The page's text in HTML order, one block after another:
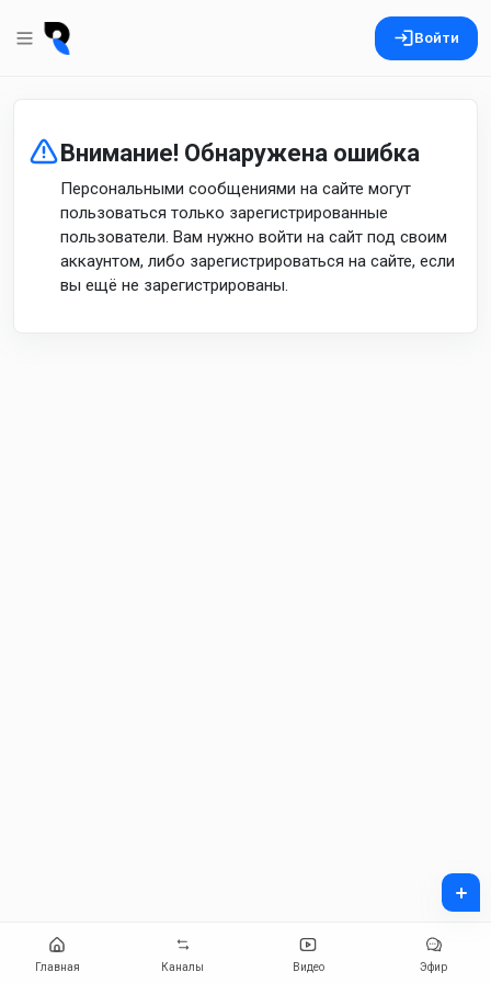
Войти
Внимание! Обнаружена ошибка
Персональными сообщениями на сайте могут
пользоваться только зарегистрированные
пользователи. Вам нужно войти на сайт под своим
аккаунтом, либо зарегистрироваться на сайте, если
вы ещё не зарегистрированы.
Главная Каналы Видео Эфир
+